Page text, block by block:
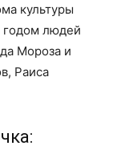
культуры
годом людей
Мороза и
Раиса